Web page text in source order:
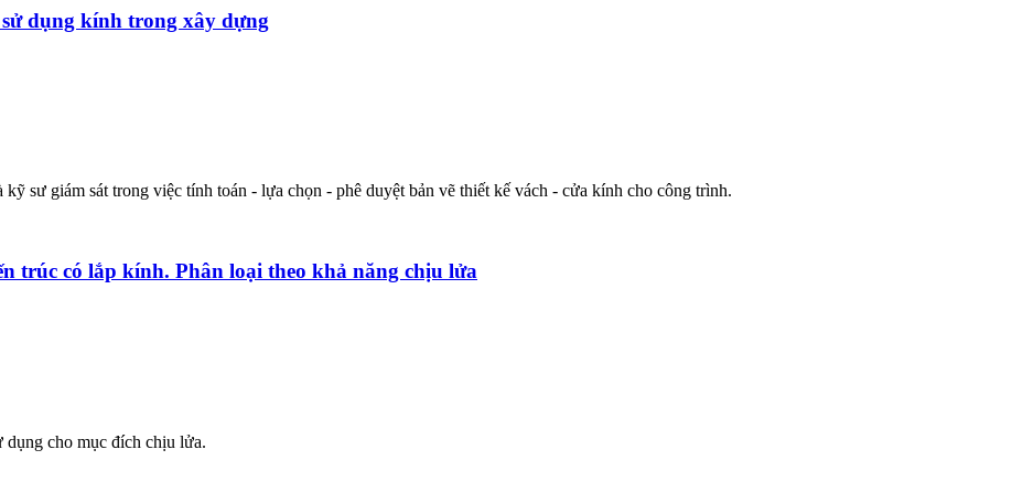
dụng kính trong xây dựng
sư giám sát trong việc tính toán - lựa chọn - phê duyệt bản vẽ thiết kế vách - cửa kính cho công trình.
trúc có lắp kính. Phân loại theo khả năng chịu lửa
dụng cho mục đích chịu lửa.